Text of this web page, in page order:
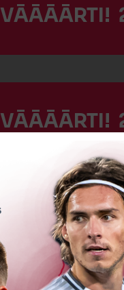
VĀĀĀĀRTI!
VĀĀĀĀRTI!
Spēlētāja